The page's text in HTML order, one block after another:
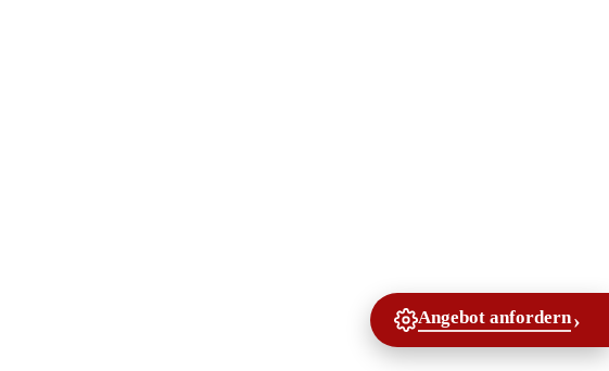
Angebot anfordern›